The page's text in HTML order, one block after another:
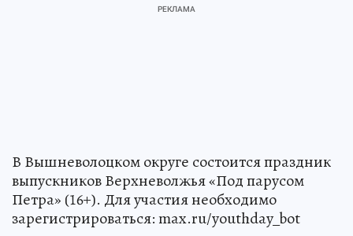
В Вышневолоцком округе состоится праздник
выпускников Верхневолжья «Под парусом
Петра» (16+). Для участия необходимо
зарегистрироваться: max.ru/youthday_bot